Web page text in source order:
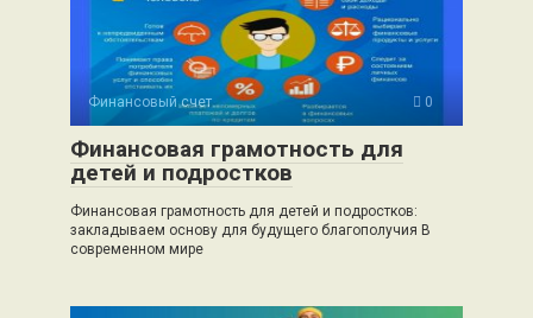
Финансовый счет 0
Финансовая грамотность для
детей и подростков
Финансовая грамотность для детей и подростков:
закладываем основу для будущего благополучия В
современном мире